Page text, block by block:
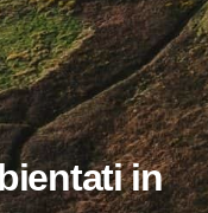
in